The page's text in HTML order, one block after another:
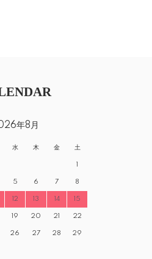
年8月
水 木 金 土
1
5 6 7 8
12 13 14 15
19 20 21 22
26 27 28 29